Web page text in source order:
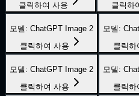
클릭하여 사용
클릭하
모델 : ChatGPT Image 2
클릭하여 사용
모델 :
클릭하
모델 : ChatGPT Image 2
클릭하여 사용
모델 :
클릭하